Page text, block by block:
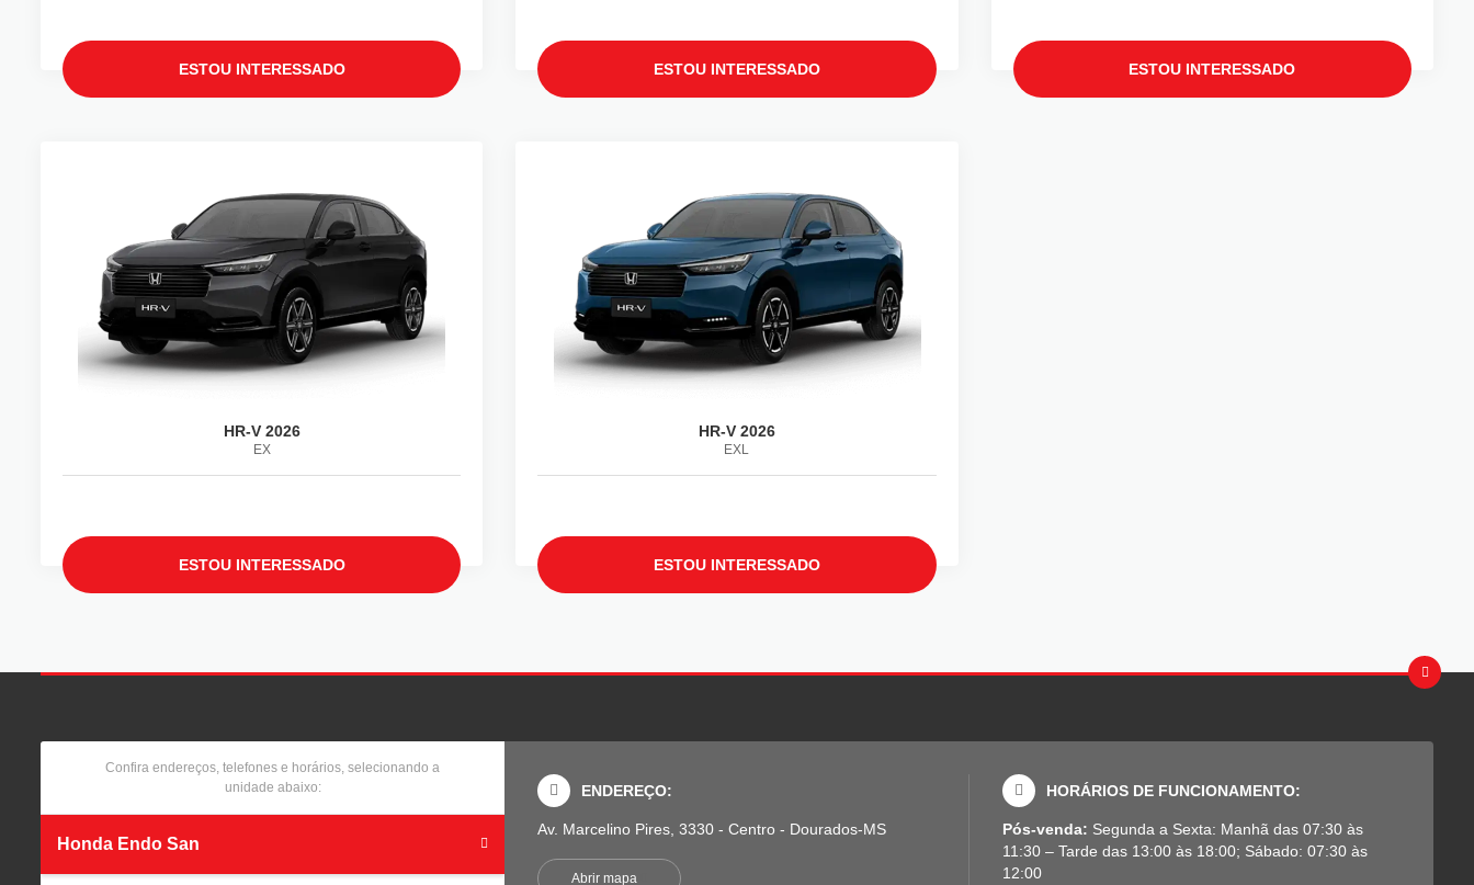
ESTOU INTERESSADO ESTOU INTERESSADO ESTOU INTERESSADO
HR-V 2026
EX
ESTOU INTERESSADO
HR-V 2026
EXL
ESTOU INTERESSADO
Confira endereços, telefones e horários, selecionando a
unidade abaixo:
Honda Endo San
ENDEREÇO:
Av. Marcelino Pires, 3330 - Centro - Dourados-MS
Abrir mapa
HORÁRIOS DE FUNCIONAMENTO:
Pós-venda: Segunda a Sexta: Manhã das 07:30 às
11:30 – Tarde das 13:00 às 18:00; Sábado: 07:30 às
12:00